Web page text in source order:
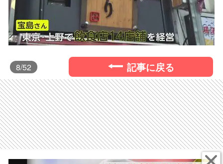
8/52 記事に戻る